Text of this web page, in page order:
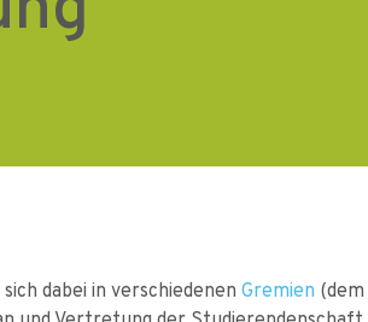
dabei in verschiedenen Gremien (dem